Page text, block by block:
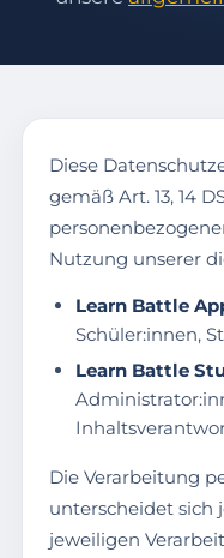
Diese
gemäß Art. 13, 14
Nutzung unserer
Learn Battle
Schüler:innen,
Learn Battle
Die Verarbeitung
unterscheidet sich
jeweiligen